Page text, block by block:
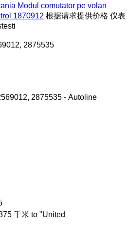
Modul comutator pe volan
1870912 根据请求提供价格 仪表
2875535
千米 to "United